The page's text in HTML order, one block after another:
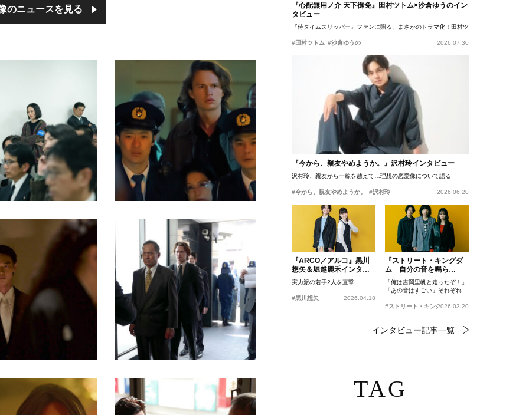
のニュースを見る
『心配無用ノ介 天下御免』田村ツトム×沙倉ゆうのイン
タビュー
『侍タイムスリッパー』ファンに贈る、まさかのドラマ化！田村ツトム×沙倉ゆうのが語
#田村ツトム #沙倉ゆうの 2026.07.30
『今から、親友やめようか。』沢村玲インタビュー
沢村玲、親友から一線を越えて…理想の恋愛像について語る
#今から、親友やめようか。 #沢村玲 2026.06.20
『ARCO／アルコ』黒川
想矢＆堀越麗禾インタビ
ュー
実力派の若手2人を直撃
#黒川想矢 2026.04.18
『ストリート・キングダ
ム 自分の音を鳴ら
せ。』峯田和伸、若葉竜
也、吉岡里帆インタビュ
ー
「俺は吉岡里帆と走ったぞ！」
「あの音はすごい」それぞれの
#ストリート・キングダム 自分の音を鳴らせ。
2026.03.20
インタビュー記事一覧
TAG